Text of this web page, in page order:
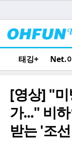
태깅+ Net.
[영상] "미
가..." 비
받는 '조